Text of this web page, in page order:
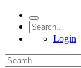
Login